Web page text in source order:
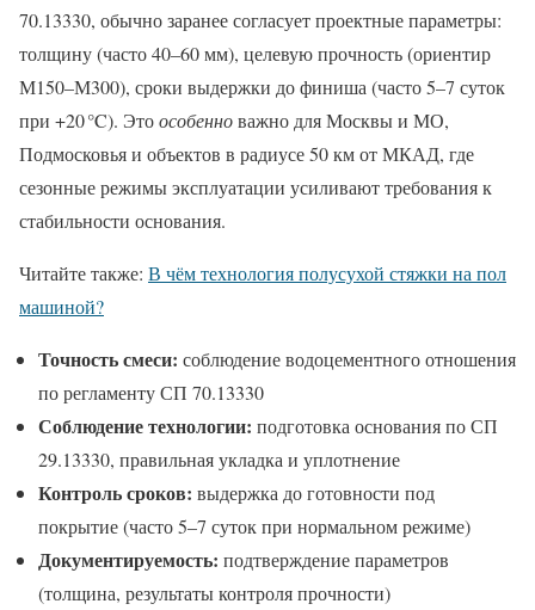
70.13330, обычно заранее согласует проектные параметры:
толщину (часто 40–60 мм), целевую прочность (ориентир
М150–М300), сроки выдержки до финиша (часто 5–7 суток
при +20 °C). Этоособенноважно для Москвы и МО,
Подмосковья и объектов в радиусе 50 км от МКАД, где
сезонные режимы эксплуатации усиливают требования к
стабильности основания.
Читайте также: В чём технология полусухой стяжки на пол
машиной?
Точность смеси: соблюдение водоцементного отношения
по регламенту СП 70.13330
Соблюдение технологии: подготовка основания по СП
29.13330, правильная укладка и уплотнение
Контроль сроков: выдержка до готовности под
покрытие (часто 5–7 суток при нормальном режиме)
Документируемость: подтверждение параметров
(толщина, результаты контроля прочности)